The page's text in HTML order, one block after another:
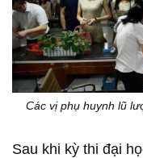
Các vị phụ huynh lũ
Sau khi kỳ thi đại